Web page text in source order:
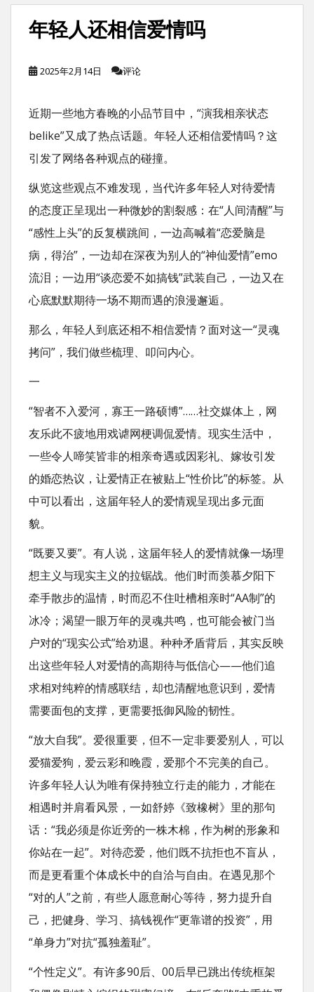
年轻人还相信爱情吗
2025年2月14日 评论
近期一些地方春晚的小品节目中，“演我相亲状态
belike”又成了热点话题。年轻人还相信爱情吗？这
引发了网络各种观点的碰撞。
纵览这些观点不难发现，当代许多年轻人对待爱情
的态度正呈现出一种微妙的割裂感：在“人间清醒”与
“感性上头”的反复横跳间，一边高喊着“恋爱脑是
病，得治”，一边却在深夜为别人的“神仙爱情”emo
流泪；一边用“谈恋爱不如搞钱”武装自己，一边又在
心底默默期待一场不期而遇的浪漫邂逅。
那么，年轻人到底还相不相信爱情？面对这一“灵魂
拷问”，我们做些梳理、叩问内心。
一
“智者不入爱河，寡王一路硕博”……社交媒体上，网
友乐此不疲地用戏谑网梗调侃爱情。现实生活中，
一些令人啼笑皆非的相亲奇遇或因彩礼、嫁妆引发
的婚恋热议，让爱情正在被贴上“性价比”的标签。从
中可以看出，这届年轻人的爱情观呈现出多元面
貌。
“既要又要”。有人说，这届年轻人的爱情就像一场理
想主义与现实主义的拉锯战。他们时而羡慕夕阳下
牵手散步的温情，时而忍不住吐槽相亲时“AA制”的
冰冷；渴望一眼万年的灵魂共鸣，也可能会被门当
户对的“现实公式”给劝退。种种矛盾背后，其实反映
出这些年轻人对爱情的高期待与低信心——他们追
求相对纯粹的情感联结，却也清醒地意识到，爱情
需要面包的支撑，更需要抵御风险的韧性。
“放大自我”。爱很重要，但不一定非要爱别人，可以
爱猫爱狗，爱云彩和晚霞，爱那个不完美的自己。
许多年轻人认为唯有保持独立行走的能力，才能在
相遇时并肩看风景，一如舒婷《致橡树》里的那句
话：“我必须是你近旁的一株木棉，作为树的形象和
你站在一起”。对待恋爱，他们既不抗拒也不盲从，
而是更看重个体成长中的自洽与自由。在遇见那个
“对的人”之前，有些人愿意耐心等待，努力提升自
己，把健身、学习、搞钱视作“更靠谱的投资”，用
“单身力”对抗“孤独羞耻”。
“个性定义”。有许多90后、00后早已跳出传统框架